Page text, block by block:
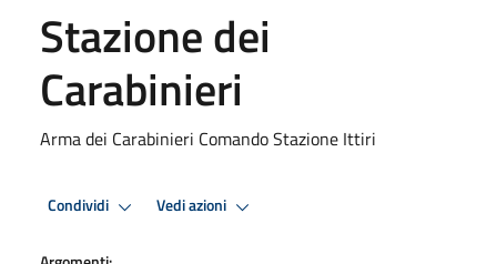
Stazione dei
Carabinieri
Arma dei Carabinieri Comando Stazione Ittiri
Condividi Vedi azioni